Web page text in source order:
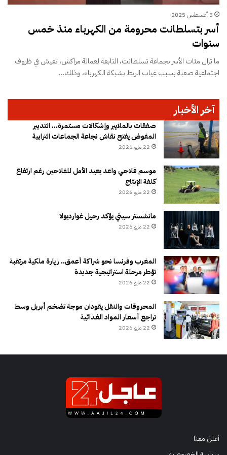
5 أغسطس 2025
أسر بتسلطانت محرومة من الكهرباء منذ خمس
سنوات
ما تزال مئات الأسر بجماعة تسلطانت، التابعة لعمالة مراكش، تعيش في ظروف
اجتماعية صعبة بسبب غياب الربط بشبكة الكهرباء، وذلك…
آخر الأخبار
صفقات بالملايير وإشكالات مستمرة… التدبير
المفوض يفتح نقاش نجاعة الجماعات الترابية
22 مايو 2026
موسم فلاحي واعد يعيد الأمل للفلاحين رغم ارتفاع
كلفة الإنتاج
22 مايو 2026
مانشستر سيتي يؤكد رحيل غوارديولا
22 مايو 2026
المغرب وفرنسا نحو شراكة أعمق.. زيارة ملكية مرتقبة
تؤطر مرحلة استراتيجية جديدة
22 مايو 2026
المحروقات والنقل يقودان موجة تضخم أبريل وسط
تراجع أسعار المواد الغذائية
22 مايو 2026
أعلن معنا